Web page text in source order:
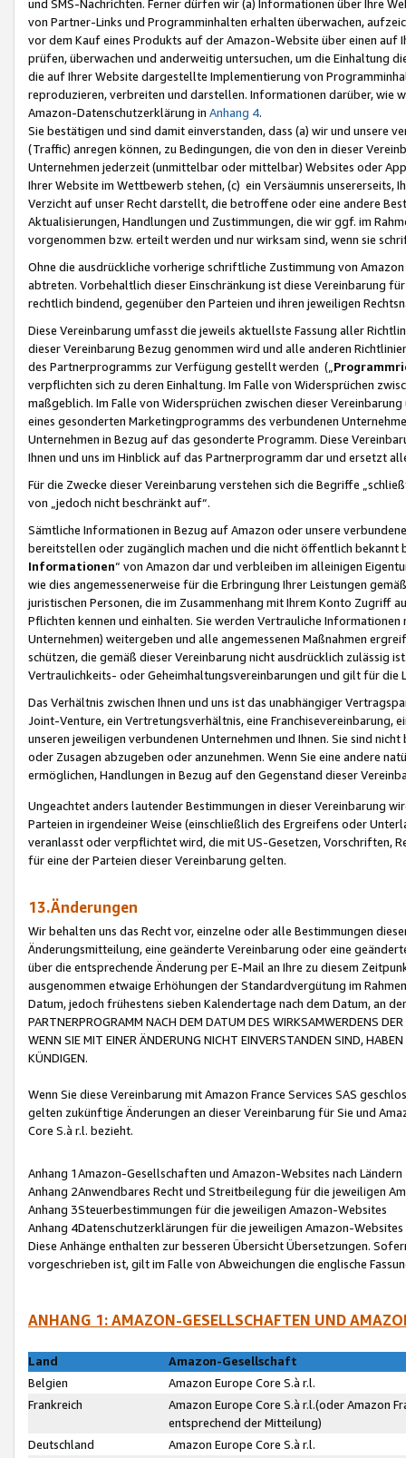
und SMS-Nachrichten. Ferner dürfen wir (a) Informationen über Ihre
von Partner-Links und Programminhalten erhalten überwachen,
vor dem Kauf eines Produkts auf der Amazon-Website über einen
prüfen, überwachen und anderweitig untersuchen, um die Einhaltung
die auf Ihrer Website dargestellte Implementierung von
reproduzieren, verbreiten und darstellen. Informationen darüber, wie
Amazon-Datenschutzerklärung in Anhang 4.
Sie bestätigen und sind damit einverstanden, dass (a) wir und
(Traffic) anregen können, zu Bedingungen, die von den in dieser
Unternehmen jederzeit (unmittelbar oder mittelbar) Websites oder
Ihrer Website im Wettbewerb stehen, (c) ein Versäumnis unsererseits,
Verzicht auf unser Recht darstellt, die betroffene oder eine andere
Aktualisierungen, Handlungen und Zustimmungen, die wir ggf. im
vorgenommen bzw. erteilt werden und nur wirksam sind, wenn sie
Ohne die ausdrückliche vorherige schriftliche Zustimmung von
abtreten. Vorbehaltlich dieser Einschränkung ist diese Vereinbarung
rechtlich bindend, gegenüber den Parteien und ihren jeweiligen
Diese Vereinbarung umfasst die jeweils aktuellste Fassung aller
dieser Vereinbarung Bezug genommen wird und alle anderen
des Partnerprogramms zur Verfügung gestellt werden („
verpflichten sich zu deren Einhaltung. Im Falle von Widersprüchen
maßgeblich. Im Falle von Widersprüchen zwischen dieser
eines gesonderten Marketingprogramms des verbundenen
Unternehmen in Bezug auf das gesonderte Programm. Diese
Ihnen und uns im Hinblick auf das Partnerprogramm dar und ersetzt
Für die Zwecke dieser Vereinbarung verstehen sich die Begriffe
von „jedoch nicht beschränkt auf“.
Sämtliche Informationen in Bezug auf Amazon oder unsere
bereitstellen oder zugänglich machen und die nicht öffentlich
Informationen“ von Amazon dar und verbleiben im alleinigen
wie dies angemessenerweise für die Erbringung Ihrer Leistungen
juristischen Personen, die im Zusammenhang mit Ihrem Konto
Pflichten kennen und einhalten. Sie werden Vertrauliche
Unternehmen) weitergeben und alle angemessenen Maßnahmen
schützen, die gemäß dieser Vereinbarung nicht ausdrücklich zulässig
Vertraulichkeits- oder Geheimhaltungsvereinbarungen und gilt für die
Das Verhältnis zwischen Ihnen und uns ist das unabhängiger
Joint-Venture, ein Vertretungsverhältnis, eine Franchisevereinbarung,
unseren jeweiligen verbundenen Unternehmen und Ihnen. Sie sind
oder Zusagen abzugeben oder anzunehmen. Wenn Sie eine andere
ermöglichen, Handlungen in Bezug auf den Gegenstand dieser
Ungeachtet anders lautender Bestimmungen in dieser Vereinbarung
Parteien in irgendeiner Weise (einschließlich des Ergreifens oder
veranlasst oder verpflichtet wird, die mit US-Gesetzen, Vorschriften,
für eine der Parteien dieser Vereinbarung gelten.
13.Änderungen
Wir behalten uns das Recht vor, einzelne oder alle Bestimmungen
Änderungsmitteilung, eine geänderte Vereinbarung oder eine
über die entsprechende Änderung per E-Mail an Ihre zu diesem
ausgenommen etwaige Erhöhungen der Standardvergütung im
Datum, jedoch frühestens sieben Kalendertage nach dem Datum, an
PARTNERPROGRAMM NACH DEM DATUM DES WIRKSAMWERDENS
WENN SIE MIT EINER ÄNDERUNG NICHT EINVERSTANDEN SIND,
KÜNDIGEN.
Wenn Sie diese Vereinbarung mit Amazon France Services SAS
gelten zukünftige Änderungen an dieser Vereinbarung für Sie und
Core S.à r.l. bezieht.
Anhang 1Amazon-Gesellschaften und Amazon-Websites nach Ländern
Anhang 2Anwendbares Recht und Streitbeilegung für die jeweiligen
Anhang 3Steuerbestimmungen für die jeweiligen Amazon-Websites
Anhang 4Datenschutzerklärungen für die jeweiligen Amazon-Websites
Diese Anhänge enthalten zur besseren Übersicht Übersetzungen.
vorgeschrieben ist, gilt im Falle von Abweichungen die englische
ANHANG 1: AMAZON-GESELLSCHAFTEN UND
Land
Amazon-Gesellschaft
Belgien
Amazon Europe Core S.à r.l.
Frankreich
Amazon Europe Core S.à r.l.(oder Amazon
entsprechend der Mitteilung)
Deutschland
Amazon Europe Core S.à r.l.